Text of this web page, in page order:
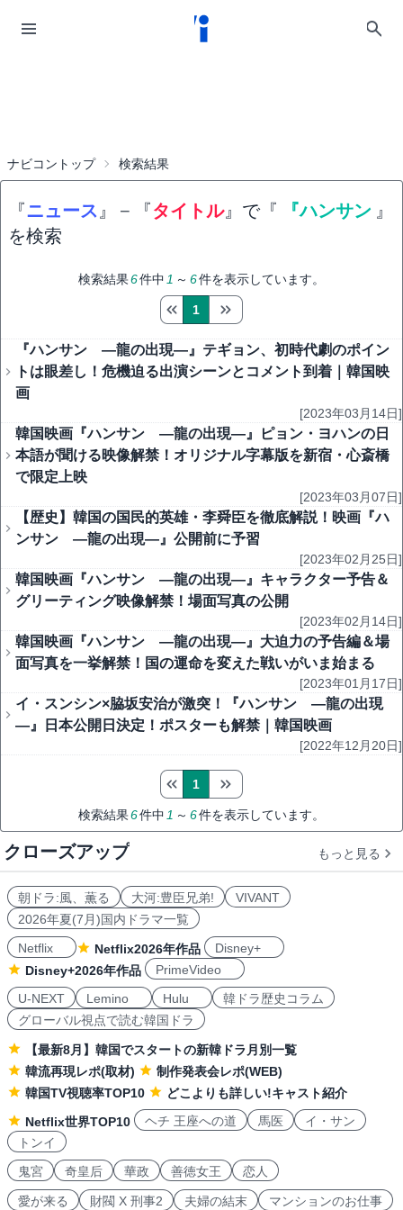
ナビコントップ 検索結果
『ニュース 』 − 『タイトル』で『 『ハンサン 』
を検索
検索結果6件中 1 ～ 6件を表示しています。
1
『ハンサン ―龍の出現―』テギョン、初時代劇のポイン
トは眼差し！危機迫る出演シーンとコメント到着｜韓国映
画
[2023年03月14日]
韓国映画『ハンサン ―龍の出現―』ピョン・ヨハンの日
本語が聞ける映像解禁！オリジナル字幕版を新宿・心斎橋
で限定上映
[2023年03月07日]
【歴史】韓国の国民的英雄・李舜臣を徹底解説！映画『ハ
ンサン ―龍の出現―』公開前に予習
[2023年02月25日]
韓国映画『ハンサン ―龍の出現―』キャラクター予告＆
グリーティング映像解禁！場面写真の公開
[2023年02月14日]
韓国映画『ハンサン ―龍の出現―』大迫力の予告編＆場
面写真を一挙解禁！国の運命を変えた戦いがいま始まる
[2023年01月17日]
イ・スンシン×脇坂安治が激突！『ハンサン ―龍の出現
―』日本公開日決定！ポスターも解禁｜韓国映画
[2022年12月20日]
検索結果6件中 1 ～ 6件を表示しています。
1
クローズアップ もっと見る
朝ドラ:風、薫る 大河:豊臣兄弟!
VIVANT
2026年夏(7月)国内ドラマ一覧
Netflix
Netflix2026年作品
Disney+
Disney+2026年作品
PrimeVideo
U-NEXT
Lemino Hulu
韓ドラ歴史コラム
グローバル視点で読む韓国ドラ
【最新8月】韓国でスタートの新韓ドラ月別一覧
韓流再現レポ(取材)
制作発表会レポ(WEB)
韓国TV視聴率TOP10
どこよりも詳しい!キャスト紹介
Netflix世界TOP10
ヘチ 王座への道 馬医
イ・サン
トンイ
鬼宮
奇皇后 華政 善徳女王 恋人
愛が来る 財閥 X 刑事2 夫婦の結末 マンションのお仕事